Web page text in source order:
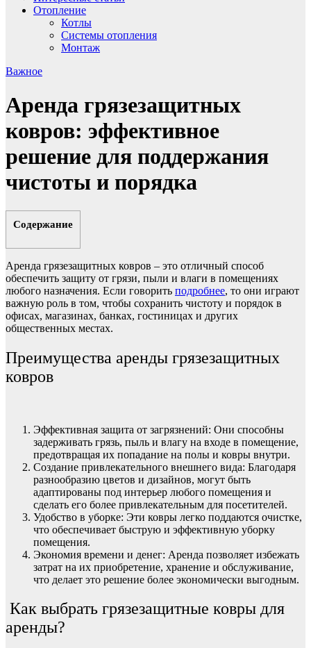
Отопление
Котлы
Системы отопления
Монтаж
Важное
Аренда грязезащитных
ковров: эффективное
решение для поддержания
чистоты и порядка
Содержание
Аренда грязезащитных ковров – это отличный способ
обеспечить защиту от грязи, пыли и влаги в помещениях
любого назначения. Если говорить подробнее, то они играют
важную роль в том, чтобы сохранить чистоту и порядок в
офисах, магазинах, банках, гостиницах и других
общественных местах.
Преимущества аренды грязезащитных
ковров
Эффективная защита от загрязнений: Они способны
задерживать грязь, пыль и влагу на входе в помещение,
предотвращая их попадание на полы и ковры внутри.
Создание привлекательного внешнего вида: Благодаря
разнообразию цветов и дизайнов, могут быть
адаптированы под интерьер любого помещения и
сделать его более привлекательным для посетителей.
Удобство в уборке: Эти ковры легко поддаются очистке,
что обеспечивает быструю и эффективную уборку
помещения.
Экономия времени и денег: Аренда позволяет избежать
затрат на их приобретение, хранение и обслуживание,
что делает это решение более экономически выгодным.
Как выбрать грязезащитные ковры для
аренды?